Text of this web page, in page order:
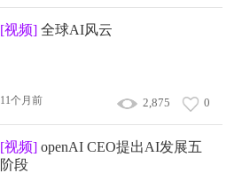
[视频]全球AI风云
11个月前 2,875 0
[视频]openAI CEO提出AI发展五
阶段